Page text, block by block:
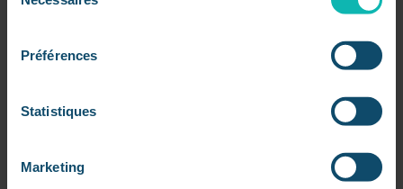
Préférences
Statistiques
Marketing
parDorsaf
Une nouvelle génération de cybermenaces
émerge L’intelligence artificielle agentique ne